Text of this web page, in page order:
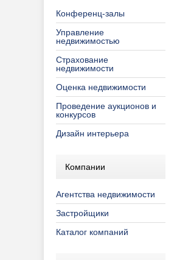
Конференц-залы
Управление
недвижимостью
Страхование
недвижимости
Оценка недвижимости
Проведение аукционов и
конкурсов
Дизайн интерьера
Компании
Агентства недвижимости
Застройщики
Каталог компаний